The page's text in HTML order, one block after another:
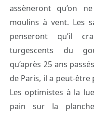
assèneront qu’on
moulins à vent. Les
penseront qu’il
turgescents du
qu’après 25 ans
de Paris, il a peut-être
Les optimistes à la
pain sur la